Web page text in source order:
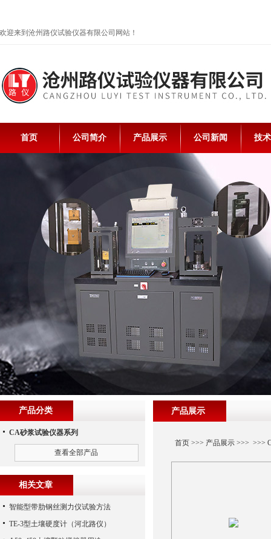
欢迎来到沧州路仪试验仪器有限公司网站！
首页 公司简介 产品展示 公司新闻 技
产品展示
首页>>> 产品展示>>> >>>
产品分类
CA砂浆试验仪器系列
查看全部产品
相关文章
智能型带肋钢丝测力仪试验方法
TE-3型土壤硬度计（河北路仪）